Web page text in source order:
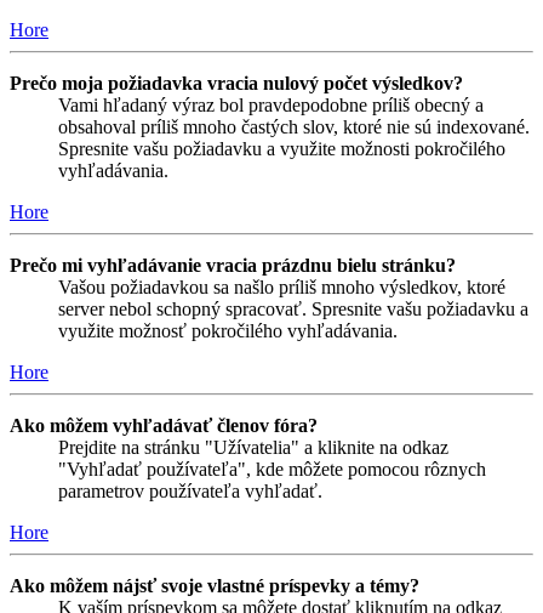
Hore
Prečo moja požiadavka vracia nulový počet výsledkov?
Vami hľadaný výraz bol pravdepodobne príliš obecný a
obsahoval príliš mnoho častých slov, ktoré nie sú indexované.
Spresnite vašu požiadavku a využite možnosti pokročilého
vyhľadávania.
Hore
Prečo mi vyhľadávanie vracia prázdnu bielu stránku?
Vašou požiadavkou sa našlo príliš mnoho výsledkov, ktoré
server nebol schopný spracovať. Spresnite vašu požiadavku a
využite možnosť pokročilého vyhľadávania.
Hore
Ako môžem vyhľadávať členov fóra?
Prejdite na stránku "Užívatelia" a kliknite na odkaz
"Vyhľadať používateľa", kde môžete pomocou rôznych
parametrov používateľa vyhľadať.
Hore
Ako môžem nájsť svoje vlastné príspevky a témy?
K vaším príspevkom sa môžete dostať kliknutím na odkaz